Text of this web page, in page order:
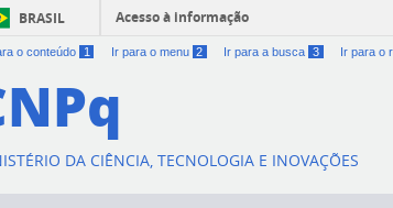
BRASIL Acesso à informação
o conteúdo 1 Ir para o menu 2 Ir para a busca 3 Ir para o
DA CIÊNCIA, TECNOLOGIA E INOVAÇÕES